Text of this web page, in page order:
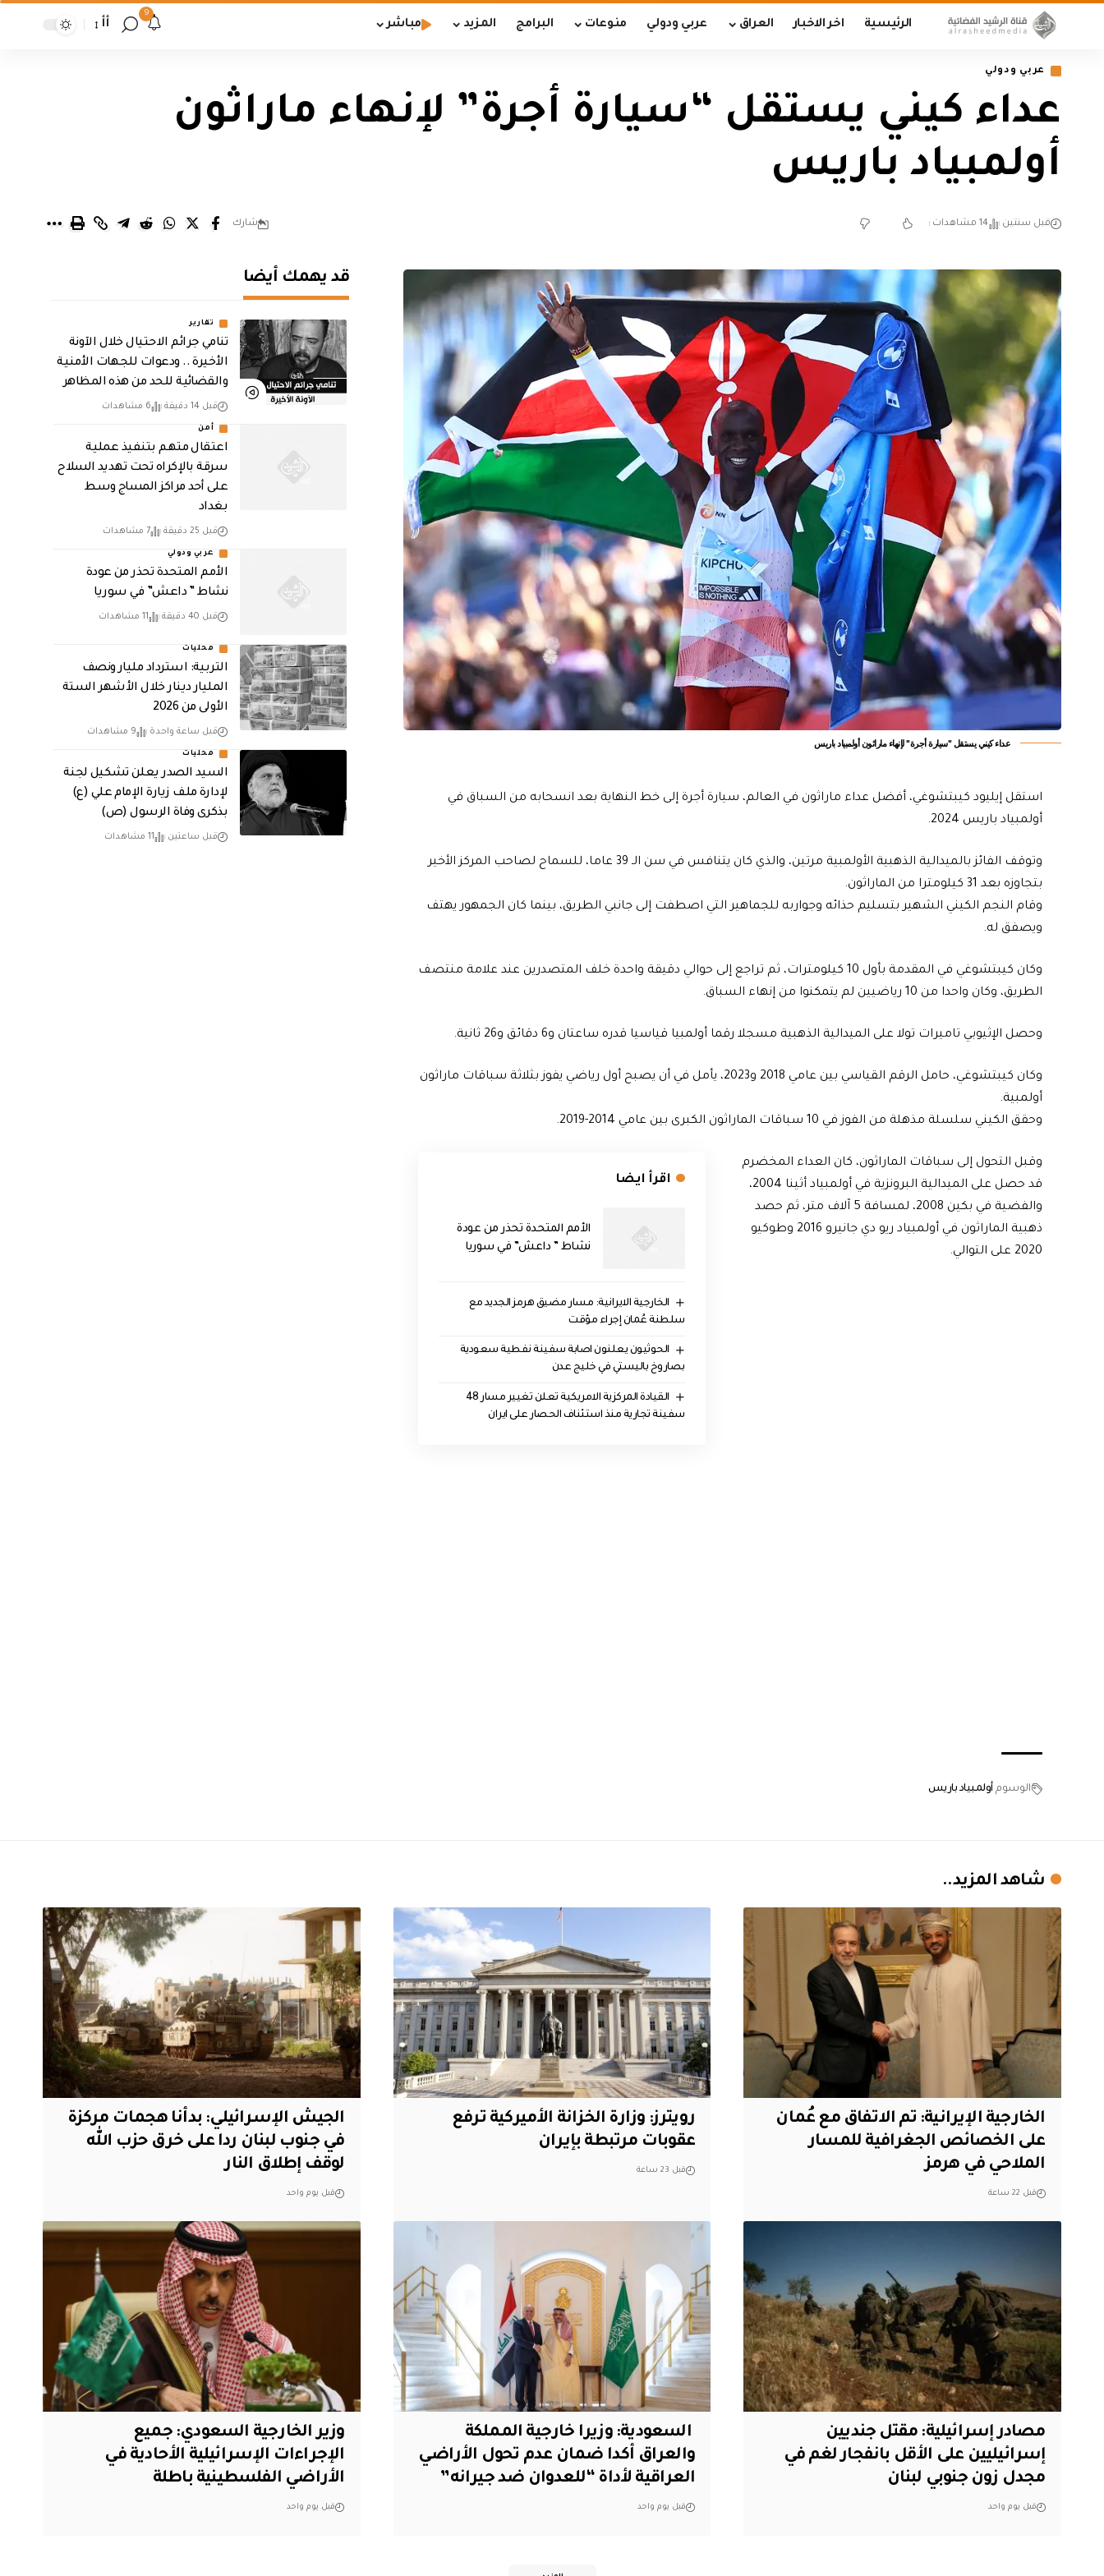
الرئيسية اخر الاخبار العراق عربي ودولي منوعات البرامج المزيد مباشر
9
أأ
عربي ودولي
عداء كيني يستقل “سيارة أجرة” لإنهاء ماراثون
أولمبياد باريس
قبل سنتين 14 مشاهدات شارك
عداء كيني يستقل "سيارة أجرة" لإنهاء ماراثون أولمبياد باريس
استقل إيليود كيبتشوغي، أفضل عداء ماراثون في العالم، سيارة أجرة إلى خط النهاية بعد انسحابه من السباق في
أولمبياد باريس 2024.
وتوقف الفائز بالميدالية الذهبية الأولمبية مرتين، والذي كان يتنافس في سن الـ 39 عاما، للسماح لصاحب المركز الأخير
بتجاوزه بعد 31 كيلومترا من الماراثون.
وقام النجم الكيني الشهير بتسليم حذائه وجواربه للجماهير التي اصطفت إلى جانبي الطريق، بينما كان الجمهور يهتف
ويصفق له.
وكان كيبتشوغي في المقدمة بأول 10 كيلومترات، ثم تراجع إلى حوالي دقيقة واحدة خلف المتصدرين عند علامة منتصف
الطريق، وكان واحدا من 10 رياضيين لم يتمكنوا من إنهاء السباق.
وحصل الإثيوبي تاميرات تولا على الميدالية الذهبية مسجلا رقما أولمبيا قياسيا قدره ساعتان و6 دقائق و26 ثانية.
وكان كيبتشوغي، حامل الرقم القياسي بين عامي 2018 و2023، يأمل في أن يصبح أول رياضي يفوز بثلاثة سباقات ماراثون
أولمبية.
وحقق الكيني سلسلة مذهلة من الفوز في 10 سباقات الماراثون الكبرى بين عامي 2014-2019.
اقرأ ايضا
الأمم المتحدة تحذر من عودة
نشاط ” داعش” في سوريا
الخارجية الايرانية: مسار مضيق هرمز الجديد مع
سلطنة عُمان إجراء مؤقت
الحوثيون يعلنون اصابة سفينة نفطية سعودية
بصاروخ باليستي في خليج عدن
القيادة المركزية الامريكية تعلن تغيير مسار 48
سفينة تجارية منذ استئناف الحصار على ايران
وقبل التحول إلى سباقات الماراثون، كان العداء المخضرم
قد حصل على الميدالية البرونزية في أولمبياد أثينا 2004،
والفضية في بكين 2008، لمسافة 5 آلاف متر، ثم حصد
ذهبية الماراثون في أولمبياد ريو دي جانيرو 2016 وطوكيو
2020 على التوالي.
الوسوم أولمبياد باريس
قد يهمك أيضا
تقارير
تنامي جرائم الاحتيال خلال الآونة
الأخيرة .. ودعوات للجهات الأمنية
والقضائية للحد من هذه المظاهر
قبل 14 دقيقة 6 مشاهدات
أمن
اعتقال متهم بتنفيذ عملية
سرقة بالإكراه تحت تهديد السلاح
على أحد مراكز المساج وسط
بغداد
قبل 25 دقيقة 7 مشاهدات
عربي ودولي
الأمم المتحدة تحذر من عودة
نشاط ” داعش” في سوريا
قبل 40 دقيقة 11 مشاهدات
محليات
التربية: استرداد مليار ونصف
المليار دينار خلال الأشهر الستة
الأولى من 2026
قبل ساعة واحدة 9 مشاهدات
محليات
السيد الصدر يعلن تشكيل لجنة
لإدارة ملف زيارة الإمام علي (ع)
بذكرى وفاة الرسول (ص)
قبل ساعتين 11 مشاهدات
شاهد المزيد..
‏الخارجية الإيرانية: تم الاتفاق مع عُمان
على الخصائص الجغرافية للمسار
الملاحي في هرمز
قبل 22 ساعة
‏رويترز: وزارة الخزانة الأميركية ترفع
عقوبات مرتبطة بإيران
قبل 23 ساعة
الجيش الإسرائيلي: بدأنا هجمات مركزة
في جنوب لبنان ردا على خرق حزب الله
لوقف إطلاق النار
قبل يوم واحد
مصادر إسرائيلية: مقتل جنديين
إسرائيليين على الأقل بانفجار لغم في
مجدل زون جنوبي لبنان
قبل يوم واحد
‏ السعودية: وزيرا خارجية المملكة
والعراق أكدا ضمان عدم تحول الأراضي
العراقية لأداة “للعدوان ضد جيرانه”
قبل يوم واحد
وزير الخارجية السعودي: جميع
الإجراءات الإسرائيلية الأحادية في
الأراضي الفلسطينية باطلة
قبل يوم واحد